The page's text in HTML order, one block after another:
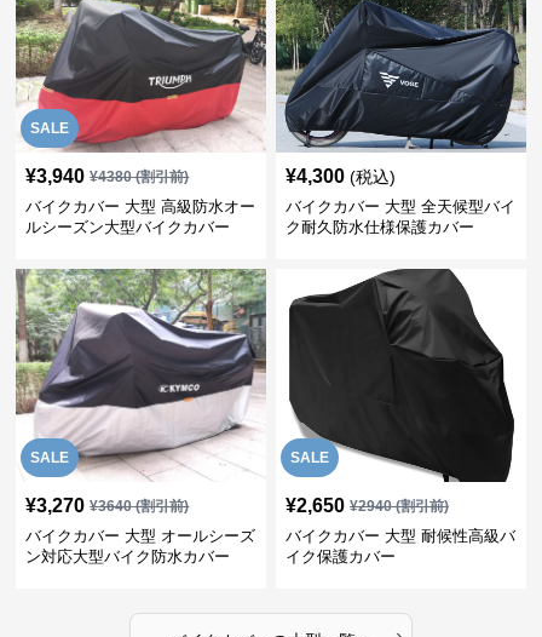
SALE
¥3,940 ¥4380(割引前)
バイクカバー 大型 高級防水オー
ルシーズン大型バイクカバー
¥4,300 (税込)
バイクカバー 大型 全天候型バイ
ク耐久防水仕様保護カバー
SALE
¥3,270 ¥3640(割引前)
バイクカバー 大型 オールシーズ
ン対応大型バイク防水カバー
SALE
¥2,650 ¥2940(割引前)
バイクカバー 大型 耐候性高級バ
イク保護カバー